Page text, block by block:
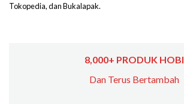
Tokopedia, dan Bukalapak.
8,000+ PRODUK HOBI
Dan Terus Bertambah